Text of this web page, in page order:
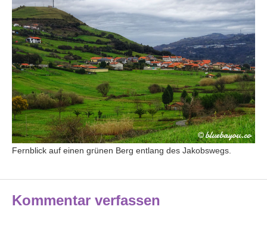
Fernblick auf einen grünen Berg entlang des Jakobswegs.
Kommentar verfassen